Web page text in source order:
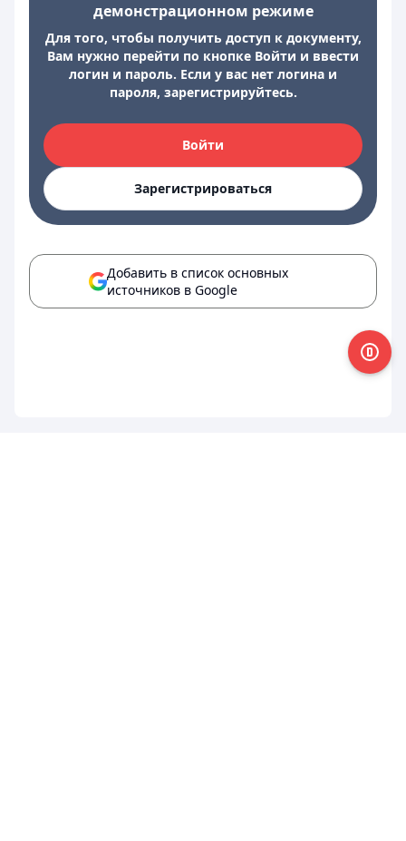
демонстрационном режиме
Для того, чтобы получить доступ к документу,
Вам нужно перейти по кнопке Войти и ввести
логин и пароль. Если у вас нет логина и
пароля, зарегистрируйтесь.
Войти
Зарегистрироваться
Добавить в список основных
источников в Google